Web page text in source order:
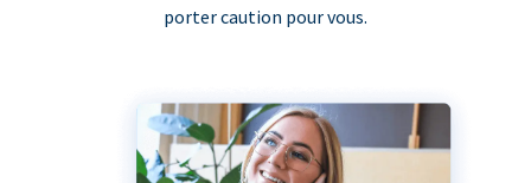
porter caution pour vous.